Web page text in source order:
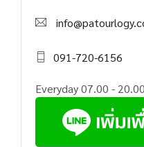
091-720-6156
Everyday 07.00 - 20.00